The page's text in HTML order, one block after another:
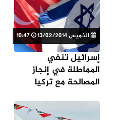
الخميس 13/02/2014
إسرائيل تنفي
المماطلة في إنجاز
المصالحة مع تركيا